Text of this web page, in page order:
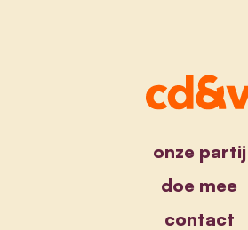
onze partij
doe mee
contact